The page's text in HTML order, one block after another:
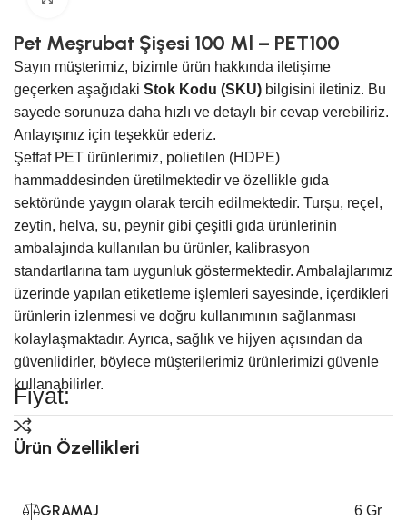
Pet Meşrubat Şişesi 100 Ml – PET100
Sayın müşterimiz, bizimle ürün hakkında iletişime
geçerken aşağıdaki Stok Kodu (SKU) bilgisini iletiniz. Bu
sayede sorunuza daha hızlı ve detaylı bir cevap verebiliriz.
Anlayışınız için teşekkür ederiz.
Şeffaf PET ürünlerimiz, polietilen (HDPE)
hammaddesinden üretilmektedir ve özellikle gıda
sektöründe yaygın olarak tercih edilmektedir. Turşu, reçel,
zeytin, helva, su, peynir gibi çeşitli gıda ürünlerinin
ambalajında kullanılan bu ürünler, kalibrasyon
standartlarına tam uygunluk göstermektedir. Ambalajlarımız
üzerinde yapılan etiketleme işlemleri sayesinde, içerdikleri
ürünlerin izlenmesi ve doğru kullanımının sağlanması
kolaylaşmaktadır. Ayrıca, sağlık ve hijyen açısından da
güvenlidirler, böylece müşterilerimiz ürünlerimizi güvenle
kullanabilirler.
Fiyat:
Ürün Özellikleri
GRAMAJ 6 Gr